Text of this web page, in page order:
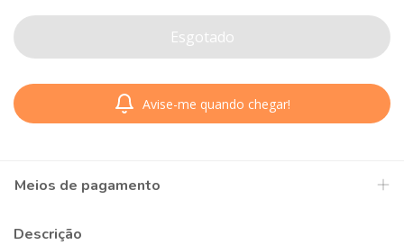
Avise-me quando chegar!
Meios de pagamento
Descrição